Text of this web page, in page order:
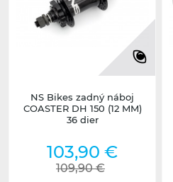
NS Bikes zadný náboj
COASTER DH 150 (12 MM)
36 dier
103,90 €
109,90 €